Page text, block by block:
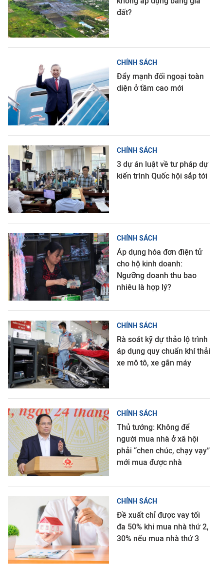
đất?
CHÍNH SÁCH
Đẩy mạnh đối ngoại toàn
diện ở tầm cao mới
CHÍNH SÁCH
3 dự án luật về tư pháp dự
kiến trình Quốc hội sắp tới
CHÍNH SÁCH
Áp dụng hóa đơn điện tử
cho hộ kinh doanh:
Ngưỡng doanh thu bao
nhiêu là hợp lý?
CHÍNH SÁCH
Rà soát kỹ dự thảo lộ trình
áp dụng quy chuẩn khí thải
xe mô tô, xe gắn máy
CHÍNH SÁCH
Thủ tướng: Không để
người mua nhà ở xã hội
phải “chen chúc, chạy vạy”
mới mua được nhà
CHÍNH SÁCH
Đề xuất chỉ được vay tối
đa 50% khi mua nhà thứ 2,
30% nếu mua nhà thứ 3